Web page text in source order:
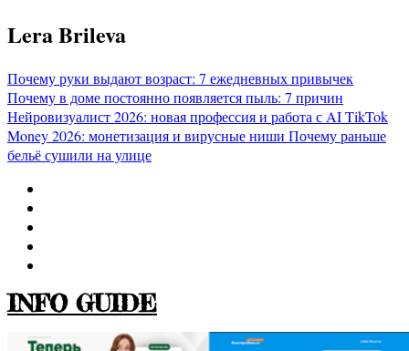
Перейти
к
Lera Brileva
Почему руки выдают возраст: 7 ежедневных привычек
Почему в доме постоянно появляется пыль: 7 причин
Нейровизуалист 2026: новая профессия и работа с AITikTok
Money 2026: монетизация и вирусные ниши Почему раньше
бельё сушили на улице
INFO GUIDE